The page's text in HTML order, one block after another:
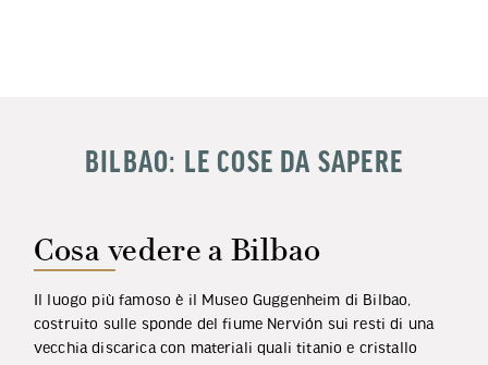
BILBAO: LE COSE DA SAPERE
Cosa vedere a Bilbao
Il luogo più famoso è il Museo Guggenheim di Bilbao,
costruito sulle sponde del fiume Nervión sui resti di una
vecchia discarica con materiali quali titanio e cristallo